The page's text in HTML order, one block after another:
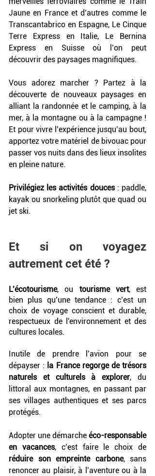
Jaune en France et d’autres comme le
Transcantabrico en Espagne, Le Cinque
Terre Express en Italie, Le Bernina
Express en Suisse où l’on peut
découvrir des paysages magnifiques.
Vous adorez marcher ? Partez à la
découverte de nouveaux paysages en
alliant la randonnée et le camping, à la
mer, à la montagne ou à la campagne !
Et pour vivre l’expérience jusqu’au bout,
apportez votre matériel de bivouac pour
passer vos nuits dans des lieux insolites
en pleine nature.
Privilégiez les activités douces : paddle,
kayak ou snorkeling plutôt que quad ou
jet ski.
Et si on voyagez
autrement cet été ?
L’écotourisme, ou tourisme vert, est
bien plus qu’une tendance : c’est un
choix de voyage conscient et durable,
respectueux de l'environnement et des
cultures locales.
Inutile de prendre l’avion pour se
dépayser : la France regorge de trésors
naturels et culturels à explorer, du
littoral aux montagnes, en passant par
ses villages authentiques et ses parcs
protégés.
Adopter une démarche éco-responsable
en vacances
réduire son empreinte carbone, sans
renoncer au plaisir, à l’aventure ou à la